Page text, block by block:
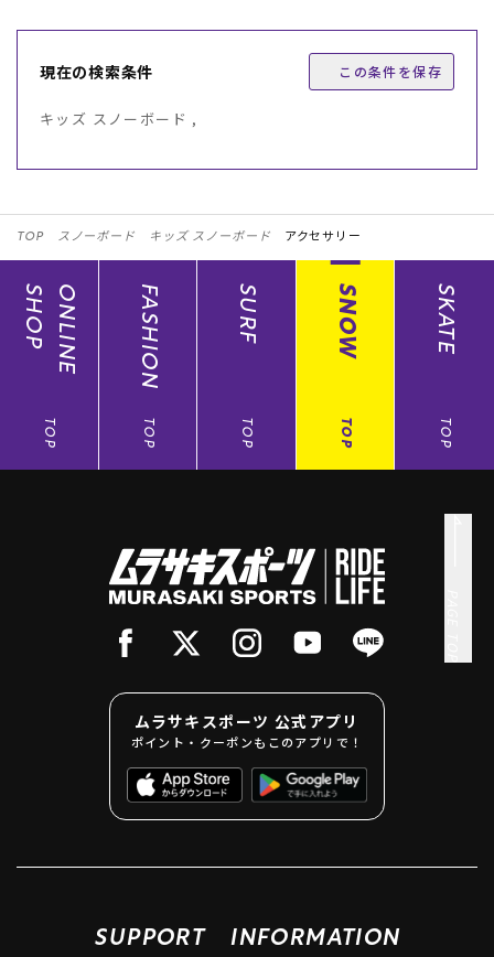
現在の検索条件 この条件を保存
キッズ スノーボード ,
TOP スノーボード キッズ スノーボード アクセサリー
ONLINE
SHOP
TOP
FASHION
TOP
SURF
TOP
SNOW
TOP
SKATE
TOP
ムラサキスポーツ 公式アプリ
ポイント・クーポンもこのアプリで！
SUPPORT INFORMATION